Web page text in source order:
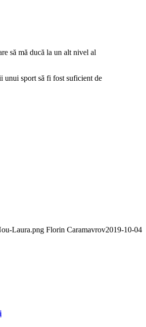
să mă ducă la un alt nivel al
unui sport să fi fost suficient de
Laura.png Florin Caramavrov2019-10-04